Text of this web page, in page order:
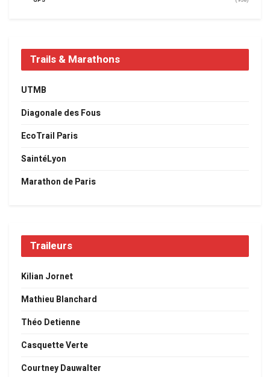
Trails & Marathons
UTMB
Diagonale des Fous
EcoTrail Paris
SaintéLyon
Marathon de Paris
Traileurs
Kilian Jornet
Mathieu Blanchard
Théo Detienne
Casquette Verte
Courtney Dauwalter